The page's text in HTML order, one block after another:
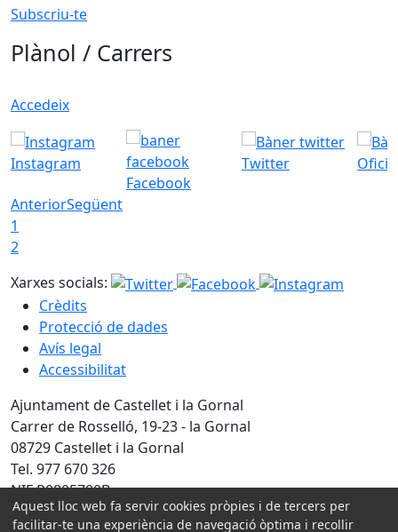
Subscriu-te
Plànol / Carrers
Accedeix
Instagram
Facebook
Twitter
AnteriorSegüent
1
2
Xarxes socials:
Crèdits
Protecció de dades
Avís legal
Accessibilitat
Ajuntament de Castellet i la Gornal
Carrer de Rosselló, 19-23 - la Gornal
08729 Castellet i la Gornal
Tel. 977 670 326
NIF P0805700B
Amb la col·laboració de:
Aquest lloc web fa servir cookies pròpies i de tercers per
facilitar-te una experiència de navegació òptima i recollir